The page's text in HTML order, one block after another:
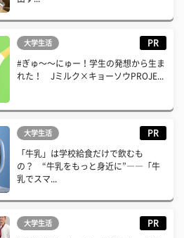
大学生活 PR
#ぎゅ〜〜にゅー！学生の発想から生ま
れた！ Jミルク×キョーソウPROJE...
大学生活 PR
「牛乳」は学校給食だけで飲むも
の？ “牛乳をもっと身近に”――「牛
乳でスマ...
大学生活 PR